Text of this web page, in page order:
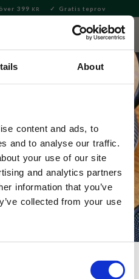
About
content and ads, to
and to analyse our traffic.
your use of our site
and analytics partners
information that you’ve
collected from your use
399 KR Gratis teprov
te med
och lite apelsin. Krämig
landet i söder!